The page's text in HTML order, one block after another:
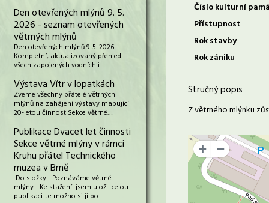
Den otevřených mlýnů 9. 5.
2026 - seznam otevřených
větrných mlýnů
Den otevřených mlýnů 9. 5. 2026
Kompletní, aktualizovaný přehled
všech zapojených vodních i…
Výstava Vítr v lopatkách
Zveme všechny přátelé větrných
mlýnů na zahájení výstavy mapující
20-letou činnost Sekce větrné…
Publikace Dvacet let činnosti
Sekce větrné mlýny v rámci
Kruhu přátel Technického
muzea v Brně
Do složky - Poznáváme větrné
mlýny - Ke stažení jsem uložil celou
publikaci. Je možno si ji po…
Číslo kulturní
Přístupnost
Rok stavby
Rok zániku
Stručný popis
Z větrného mlýnku
+